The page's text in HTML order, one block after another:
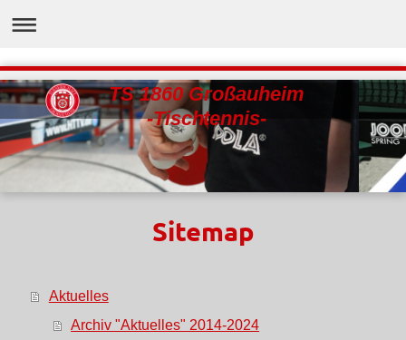
TS 1860 Großauheim
-Tischtennis-
Sitemap
Aktuelles
Archiv "Aktuelles" 2014-2024